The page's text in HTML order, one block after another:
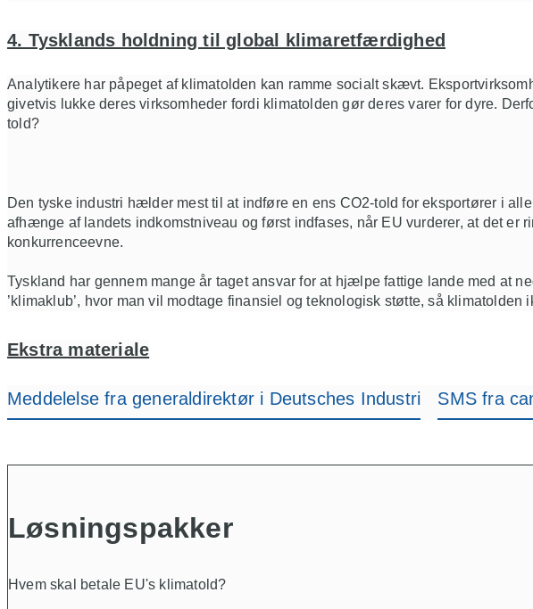
4. Tysklands holdning til global klimaretfærdighed
Analytikere har påpeget af klimatolden kan ramme socialt skævt.
givetvis lukke deres virksomheder fordi klimatolden gør deres varer for dyre.
told?
Den tyske industri hælder mest til at indføre en ens CO2-told for eksportører i
afhænge af landets indkomstniveau og først indfases, når EU vurderer, at det er
konkurrenceevne.
Tyskland har gennem mange år taget ansvar for at hjælpe fattige lande med at
’klimaklub’, hvor man vil modtage finansiel og teknologisk støtte, så klimatolden
Ekstra materiale
Meddelelse fra generaldirektør i Deutsches Industri SMS fra
Løsningspakker
Hvem skal betale EU's klimatold?